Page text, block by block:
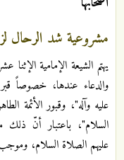
مشروعية شد الرحال
يهتم الشيعة الإمامية الإثنا
والدعاء عندها، خصوصاً
عليه وآله"، وقبور الأئمة
السلام"، باعتبار أنّ ذلك
عليهم الصلاة السلام،